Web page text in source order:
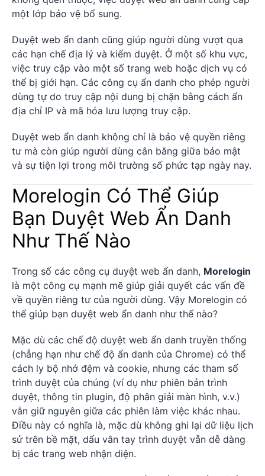
một lớp bảo vệ bổ sung.
Duyệt web ẩn danh cũng giúp người dùng vượt qua
các hạn chế địa lý và kiểm duyệt. Ở một số khu vực,
việc truy cập vào một số trang web hoặc dịch vụ có
thể bị giới hạn. Các công cụ ẩn danh cho phép người
dùng tự do truy cập nội dung bị chặn bằng cách ẩn
địa chỉ IP và mã hóa lưu lượng truy cập.
Duyệt web ẩn danh không chỉ là bảo vệ quyền riêng
tư mà còn giúp người dùng cân bằng giữa bảo mật
và sự tiện lợi trong môi trường số phức tạp ngày nay.
Morelogin Có Thể Giúp
Bạn Duyệt Web Ẩn Danh
Như Thế Nào
Trong số các công cụ duyệt web ẩn danh, Morelogin
là một công cụ mạnh mẽ giúp giải quyết các vấn đề
về quyền riêng tư của người dùng. Vậy Morelogin có
thể giúp bạn duyệt web ẩn danh như thế nào?
Mặc dù các chế độ duyệt web ẩn danh truyền thống
(chẳng hạn như chế độ ẩn danh của Chrome) có thể
cách ly bộ nhớ đệm và cookie, nhưng các tham số
trình duyệt của chúng (ví dụ như phiên bản trình
duyệt, thông tin plugin, độ phân giải màn hình, v.v.)
vẫn giữ nguyên giữa các phiên làm việc khác nhau.
Điều này có nghĩa là, mặc dù không ghi lại dữ liệu lịch
sử trên bề mặt, dấu vân tay trình duyệt vẫn dễ dàng
bị các trang web nhận diện.